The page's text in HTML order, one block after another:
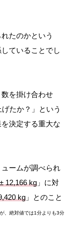
たのかという
ていることでし
を掛け合わせ
たか？」という
決定する重大な
ームが調べられ
12,166 kg 」に対
kg 」とのこと
、絶対値では1分よりも3分